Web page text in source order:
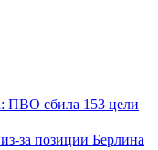
ПВО сбила 153 цели
за позиции Берлина